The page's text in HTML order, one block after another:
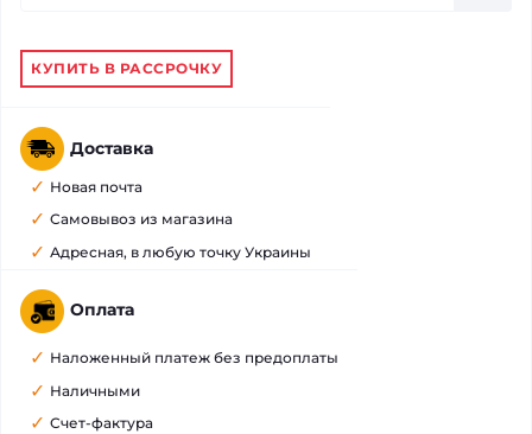
КУПИТЬ В РАССРОЧКУ
Доставка
Новая почта
Самовывоз из магазина
Адресная, в любую точку Украины
Оплата
Наложенный платеж без предоплаты
Наличными
Счет-фактура